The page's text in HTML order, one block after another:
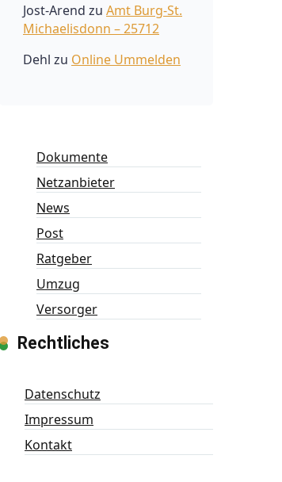
Jost-Arend zu Amt Burg-St.
Michaelisdonn – 25712
Dehl zu Online Ummelden
Dokumente
Netzanbieter
News
Post
Ratgeber
Umzug
Versorger
Rechtliches
Datenschutz
Impressum
Kontakt